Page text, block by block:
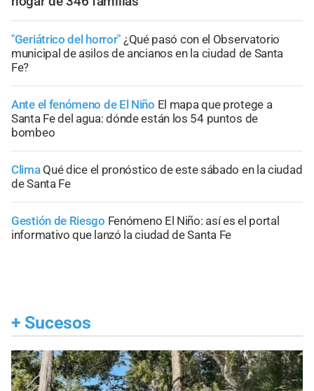
"Geriátrico del horror" ¿Qué pasó con el Observatorio
municipal de asilos de ancianos en la ciudad de Santa
Fe?
Ante el fenómeno de El Niño El mapa que protege a
Santa Fe del agua: dónde están los 54 puntos de
bombeo
Clima Qué dice el pronóstico de este sábado en la ciudad
de Santa Fe
Gestión de Riesgo Fenómeno El Niño: así es el portal
informativo que lanzó la ciudad de Santa Fe
+ Sucesos